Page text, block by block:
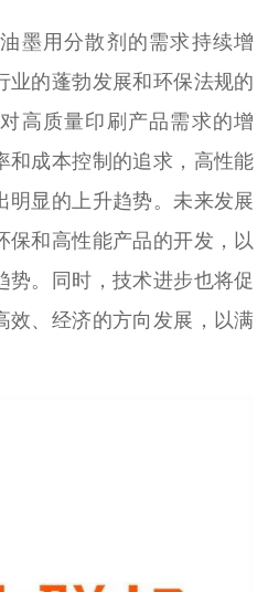
墨用分散剂的需求持续增
业的蓬勃发展和环保法规的
高质量印刷产品需求的增
和成本控制的追求，高性能
明显的上升趋势。未来发展
保和高性能产品的开发，以
势。同时，技术进步也将促
效、经济的方向发展，以满